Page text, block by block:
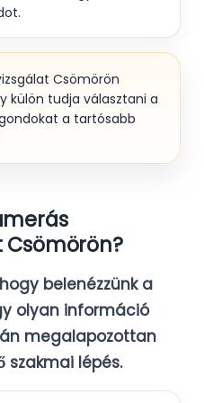
Csömörön
külön tudja választani a
a tartósabb
belenézzünk a
olyan információ
megalapozottan
szakmai lépés.